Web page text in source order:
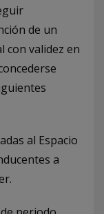
de un
con validez en
al Espacio
a